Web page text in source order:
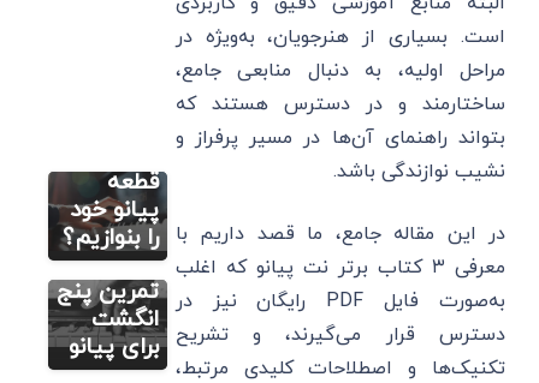
است. بسیاری از هنرجویان، به‌ویژه در
مراحل اولیه، به دنبال منابعی جامع،
ساختارمند و در دسترس هستند که
بتواند راهنمای آن‌ها در مسیر پرفراز و
نشیب نوازندگی باشد.
در این مقاله جامع، ما قصد داریم با
معرفی ۳ کتاب برتر نت پیانو که اغلب
به‌صورت فایل PDF رایگان نیز در
دسترس قرار می‌گیرند، و تشریح
تکنیک‌ها و اصطلاحات کلیدی مرتبط،
قطعه
پیانو خود
را بنوازیم؟
تمرین
انگشت
گذاری
پیانو+
تمرین پنج
انگشت
برای پیانو
آموزش اصولی
پیانو (رایگان)
اسم پدال
های
پیانو+
کاربرد
پکیج های
آموزش پیانو
از اولین
نت تا
اجرای